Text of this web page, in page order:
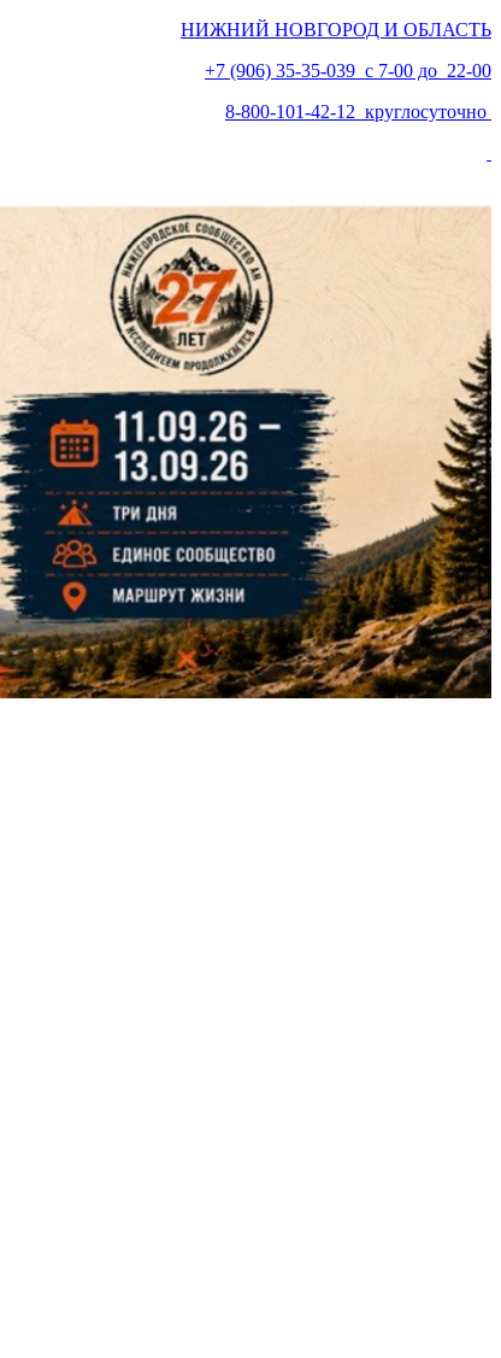
НИЖНИЙ НОВГОРОД И ОБЛАСТЬ
+7 (906) 35-35-039 с 7-00 до 22-00
8-800-101-42-12 круглосуточно